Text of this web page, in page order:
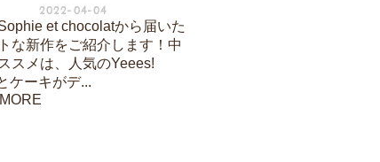
2022-04-04
et chocolatから届いた
な新作をご紹介します！中
スメは、人気のYeees!
ケーキがデ...